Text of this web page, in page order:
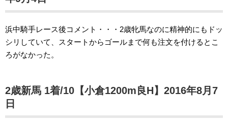
浜中騎手レース後コメント・・・2歳牝馬なのに精神的にもドッ
シリしていて、スタートからゴールまで何も注文を付けるとこ
ろがなかった。
2歳新馬 1着/10【小倉1200m良H】2016年8月7
日